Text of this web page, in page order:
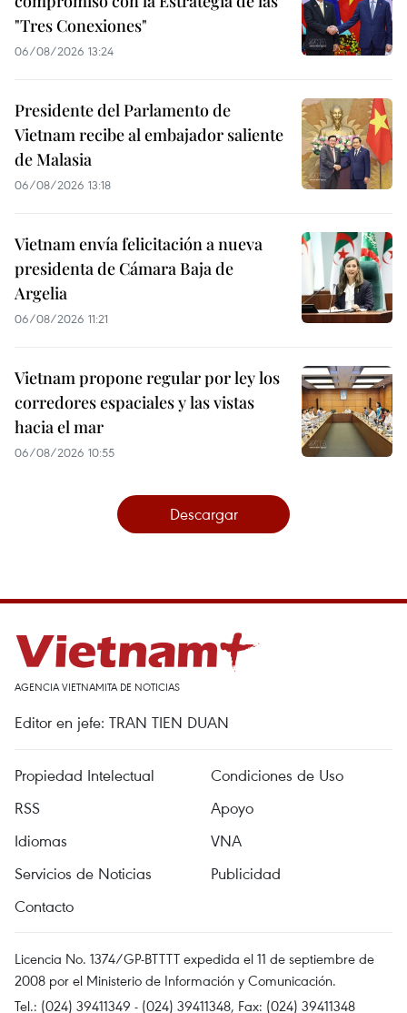
"Tres Conexiones"
06/08/2026 13:24
Presidente del Parlamento de
Vietnam recibe al embajador saliente
de Malasia
06/08/2026 13:18
Vietnam envía felicitación a nueva
presidenta de Cámara Baja de
Argelia
06/08/2026 11:21
Vietnam propone regular por ley los
corredores espaciales y las vistas
hacia el mar
06/08/2026 10:55
Descargar
AGENCIA VIETNAMITA DE NOTICIAS
Editor en jefe: TRAN TIEN DUAN
Propiedad Intelectual
Condiciones de Uso
RSS
Apoyo
Idiomas
VNA
Servicios de Noticias
Publicidad
Contacto
Licencia No. 1374/GP-BTTTT expedida el 11 de septiembre de
2008 por el Ministerio de Información y Comunicación.
Tel.: (024) 39411349 - (024) 39411348, Fax: (024) 39411348